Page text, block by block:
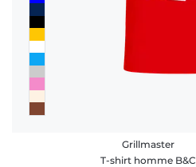
Grillmaster
T-shirt homme B&C